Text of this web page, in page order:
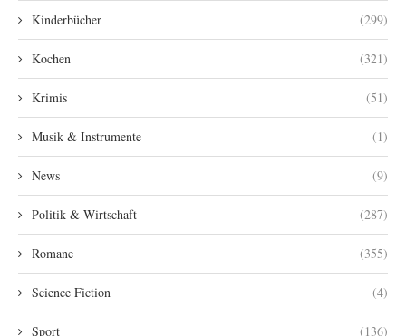
Kinderbücher (299)
Kochen (321)
Krimis (51)
Musik & Instrumente (1)
News (9)
Politik & Wirtschaft (287)
Romane (355)
Science Fiction (4)
Sport (136)